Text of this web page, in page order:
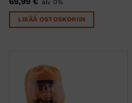
alv 0%
LISÄÄ OSTOSKORIIN